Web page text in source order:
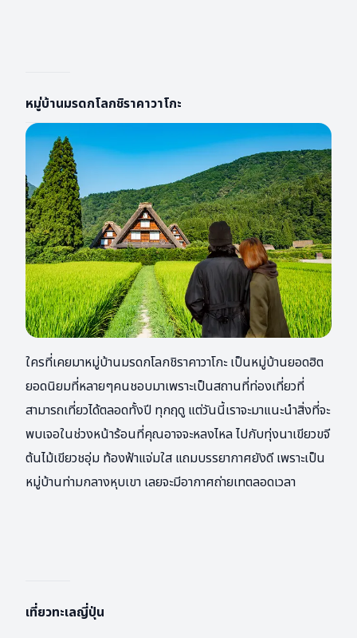
หมู่บ้านมรดกโลกชิราคาวาโกะ
ใครที่เคยมาหมู่บ้านมรดกโลกชิราคาวาโกะ เป็นหมู่บ้านยอดฮิต
ยอดนิยมที่หลายๆคนชอบมาเพราะเป็นสถานที่ท่องเที่ยวที่
สามารถเที่ยวได้ตลอดทั้งปี ทุกฤดู แต่วันนี้เราจะมาแนะนำสิ่งที่จะ
พบเจอในช่วงหน้าร้อนที่คุณอาจจะหลงไหล ไปกับทุ่งนาเขียวขจี
ต้นไม้เขียวชอุ่ม ท้องฟ้าแจ่มใส แถมบรรยากาศยังดี เพราะเป็น
หมู่บ้านท่ามกลางหุบเขา เลยจะมีอากาศถ่ายเทตลอดเวลา
เที่ยวทะเลญี่ปุ่น